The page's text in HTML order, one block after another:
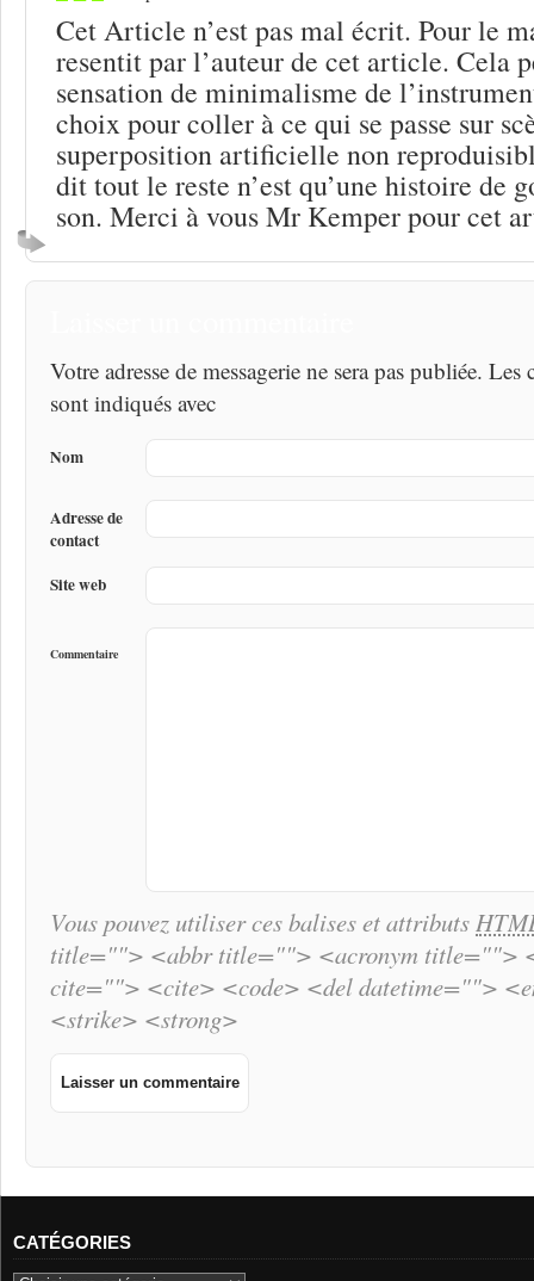
Cet Article n’est pas mal écrit. Pour le
resentit par l’auteur de cet article. Cela
sensation de minimalisme de
choix pour coller à ce qui se passe sur
superposition artificielle non
dit tout le reste n’est qu’une histoire de
son. Merci à vous Mr Kemper pour cet
Votre adresse de messagerie ne sera pas publiée.
sont indiqués avec
Nom
Adresse de
contact
Site web
Commentaire
Vous pouvez utiliser ces balises et attributs
title=""> <abbr title=""> <acronym title="">
cite=""> <cite> <code> <del datetime="">
<strike> <strong>
CATÉGORIES